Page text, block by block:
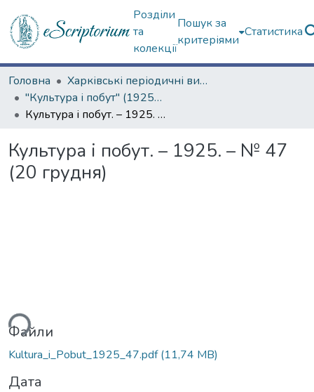
Розділи
та
колекції
Пошук за
критеріями
Статистика
Головна
Харківські періодичні видання
"Культура і побут" (1925–1928 рр.)
Культура і побут. – 1925. – № 47 (20 грудня)
Культура і побут. – 1925. – № 47
(20 грудня)
Файли
Kultura_i_Pobut_1925_47.pdf(11,74 MB)
Дата